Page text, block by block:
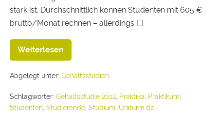
stark ist. Durchschnittlich können Studenten mit 605 €
brutto/Monat rechnen – allerdings […]
Weiterlesen
Abgelegt unter: Gehaltsstudien
Schlagwörter: Gehaltsstudie 2012 Praktika Praktikum
Studenten Studierende Studium Uniturm.de